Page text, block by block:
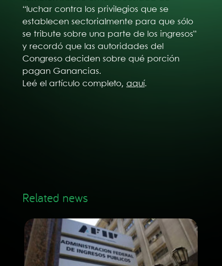
“luchar contra los privilegios que se
establecen sectorialmente para que sólo
se tribute sobre una parte de los ingresos”
y recordó que las autoridades del
Congreso deciden sobre qué porción
pagan Ganancias.
Leé el artículo completo, aquí.
Related news